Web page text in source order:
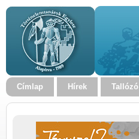
Címlap Hírek Tallózó